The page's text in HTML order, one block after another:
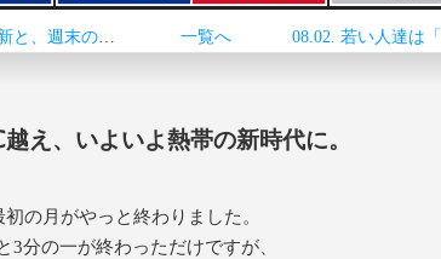
<< 07.31.日本最高温度記録更新と、週末の台風9号に雨期待。 一覧へ
え、いよいよ熱帯の新時代に。
の月がやっと終わりました。
3分の一が終わっただけですが、